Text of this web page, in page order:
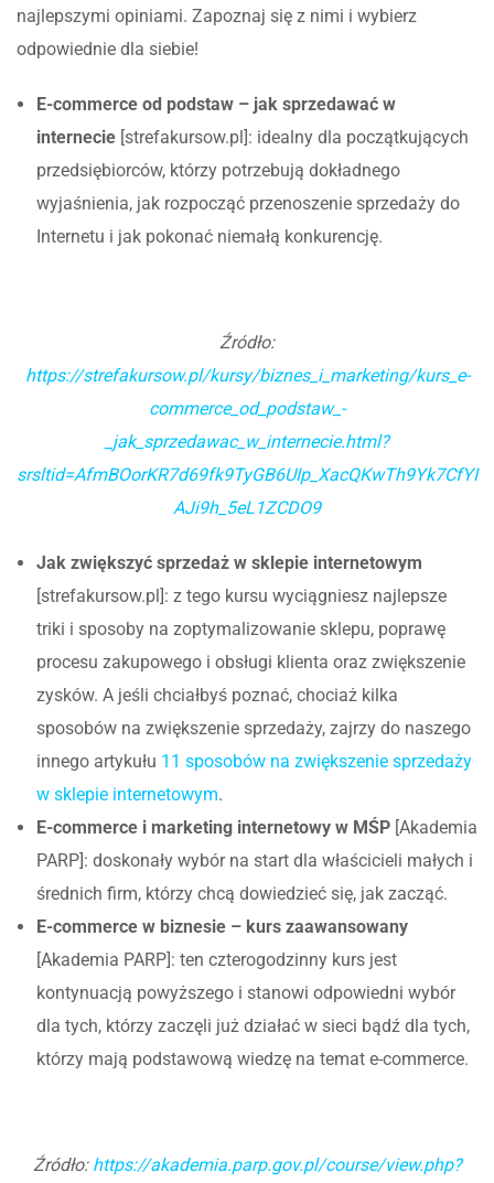
najlepszymi opiniami. Zapoznaj się z nimi i wybierz
odpowiednie dla siebie!
E-commerce od podstaw – jak sprzedawać w
internecie [strefakursow.pl]: idealny dla początkujących
przedsiębiorców, którzy potrzebują dokładnego
wyjaśnienia, jak rozpocząć przenoszenie sprzedaży do
Internetu i jak pokonać niemałą konkurencję.
Źródło:
https://strefakursow.pl/kursy/biznes_i_marketing/kurs_e-
commerce_od_podstaw_-
_jak_sprzedawac_w_internecie.html?
srsltid=AfmBOorKR7d69fk9TyGB6UIp_XacQKwTh9Yk7CfYI
AJi9h_5eL1ZCDO9
Jak zwiększyć sprzedaż w sklepie internetowym
[strefakursow.pl]: z tego kursu wyciągniesz najlepsze
triki i sposoby na zoptymalizowanie sklepu, poprawę
procesu zakupowego i obsługi klienta oraz zwiększenie
zysków. A jeśli chciałbyś poznać, chociaż kilka
sposobów na zwiększenie sprzedaży, zajrzy do naszego
innego artykułu 11 sposobów na zwiększenie sprzedaży
w sklepie internetowym.
E-commerce i marketing internetowy w MŚP [Akademia
PARP]: doskonały wybór na start dla właścicieli małych i
średnich firm, którzy chcą dowiedzieć się, jak zacząć.
E-commerce w biznesie – kurs zaawansowany
[Akademia PARP]: ten czterogodzinny kurs jest
kontynuacją powyższego i stanowi odpowiedni wybór
dla tych, którzy zaczęli już działać w sieci bądź dla tych,
którzy mają podstawową wiedzę na temat e-commerce.
Źródło: https://akademia.parp.gov.pl/course/view.php?